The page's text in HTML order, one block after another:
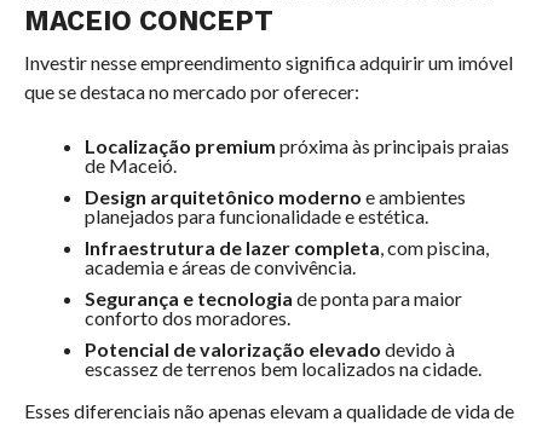
MACEIO CONCEPT
Investir nesse empreendimento significa adquirir um imóvel
que se destaca no mercado por oferecer:
Localização premium próxima às principais praias
de Maceió.
Design arquitetônico moderno e ambientes
planejados para funcionalidade e estética.
Infraestrutura de lazer completa , com piscina,
academia e áreas de convivência.
Segurança e tecnologia de ponta para maior
conforto dos moradores.
Potencial de valorização elevado devido à
escassez de terrenos bem localizados na cidade.
Esses diferenciais não apenas elevam a qualidade de vida de